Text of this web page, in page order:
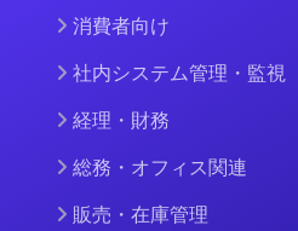
消費者向け
社内システム管理・監視
経理・財務
総務・オフィス関連
販売・在庫管理